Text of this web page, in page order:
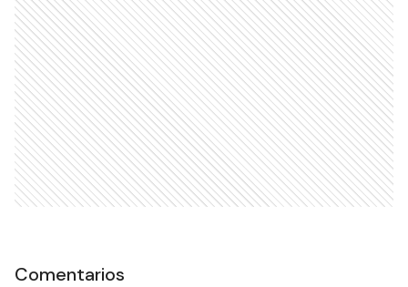
Comentarios